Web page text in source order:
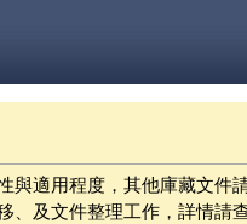
與適用程度，其他庫藏文件
、及文件整理工作，詳情請